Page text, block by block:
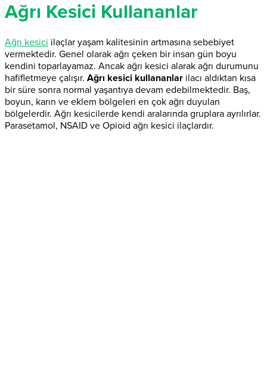
Ağrı Kesici Kullananlar
Ağrı kesici ilaçlar yaşam kalitesinin artmasına sebebiyet
vermektedir. Genel olarak ağrı çeken bir insan gün boyu
kendini toparlayamaz. Ancak ağrı kesici alarak ağrı durumunu
hafifletmeye çalışır. Ağrı kesici kullananlar ilacı aldıktan kısa
bir süre sonra normal yaşantıya devam edebilmektedir. Baş,
boyun, karın ve eklem bölgeleri en çok ağrı duyulan
bölgelerdir. Ağrı kesicilerde kendi aralarında gruplara ayrılırlar.
Parasetamol, NSAID ve Opioid ağrı kesici ilaçlardır.